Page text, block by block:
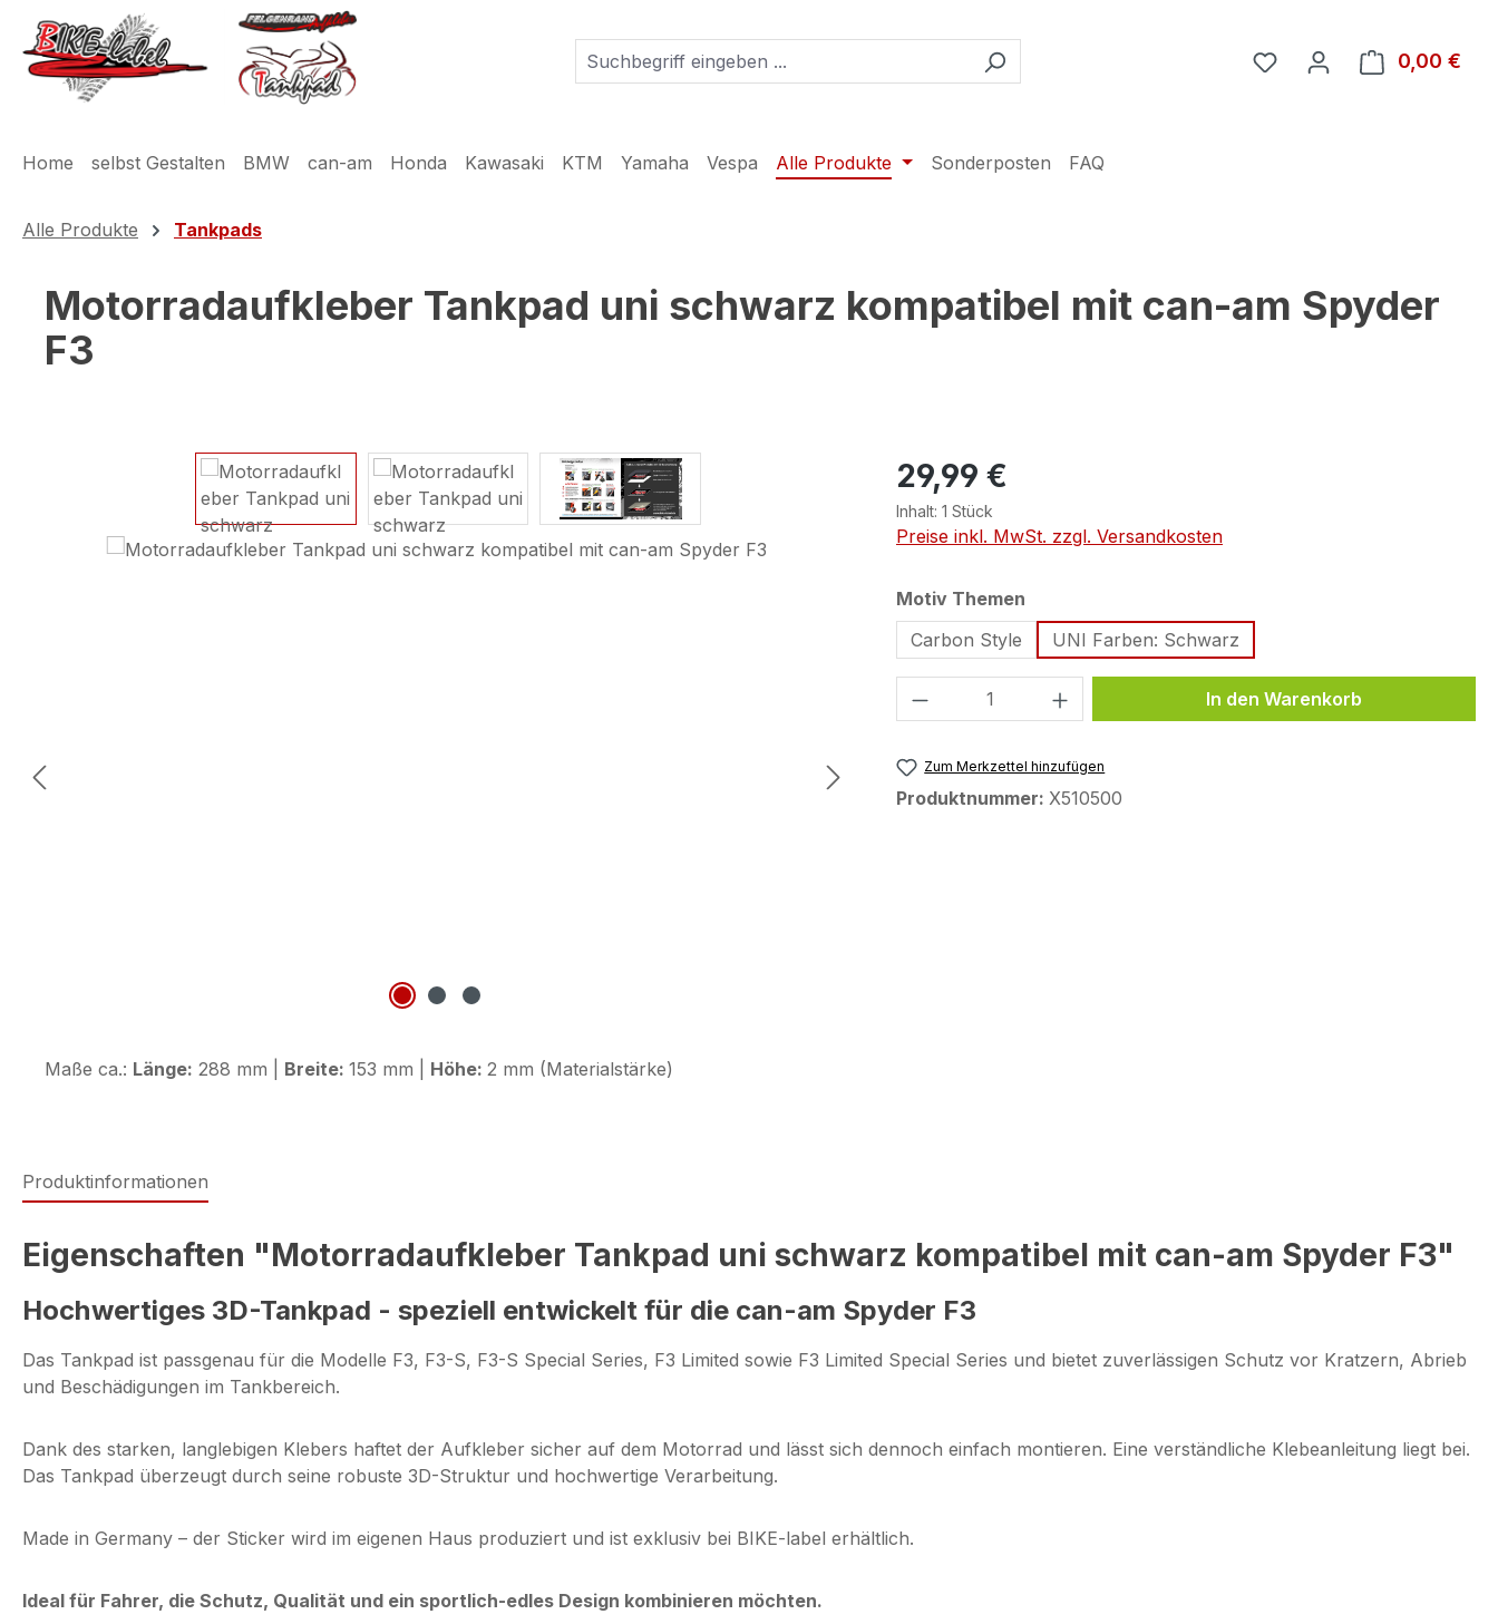
Hauptinhalt springen
Zur Suche springen
Zur Hauptnavigation springen
Du hast 0 Produkte auf
0,00 €
Home selbst Gestalten BMW can-am Honda Kawasaki KTM Yamaha Vespa Alle Produkte Sonderposten FAQ
Alle Produkte Tankpads
Motorradaufkleber Tankpad uni schwarz kompatibel mit can-am Spyder
F3
Bildergalerie überspringen 29,99 €
Inhalt: 1 Stück
Preise inkl. MwSt. zzgl. Versandkosten
Motiv Themen
Carbon Style
UNI Farben: Schwarz
Produkt Anzahl: Gib den gewünschten Wert
In den Warenkorb
Zum Merkzettel hinzufügen
Produktnummer: X510500
Maße ca.: Länge: 288 mm | Breite: 153 mm | Höhe: 2 mm (Materialstärke)
Produktinformationen
Eigenschaften "Motorradaufkleber Tankpad uni schwarz kompatibel mit can-am Spyder F3"
Hochwertiges 3D-Tankpad - speziell entwickelt für die can-am Spyder F3
Das Tankpad ist passgenau für die Modelle F3, F3-S, F3-S Special Series, F3 Limited sowie F3 Limited Special Series und bietet zuverlässigen Schutz vor Kratzern, Abrieb
und Beschädigungen im Tankbereich.
Dank des starken, langlebigen Klebers haftet der Aufkleber sicher auf dem Motorrad und lässt sich dennoch einfach montieren. Eine verständliche Klebeanleitung liegt bei.
Das Tankpad überzeugt durch seine robuste 3D-Struktur und hochwertige Verarbeitung.
Made in Germany – der Sticker wird im eigenen Haus produziert und ist exklusiv bei BIKE-label erhältlich.
Ideal für Fahrer, die Schutz, Qualität und ein sportlich-edles Design kombinieren möchten.